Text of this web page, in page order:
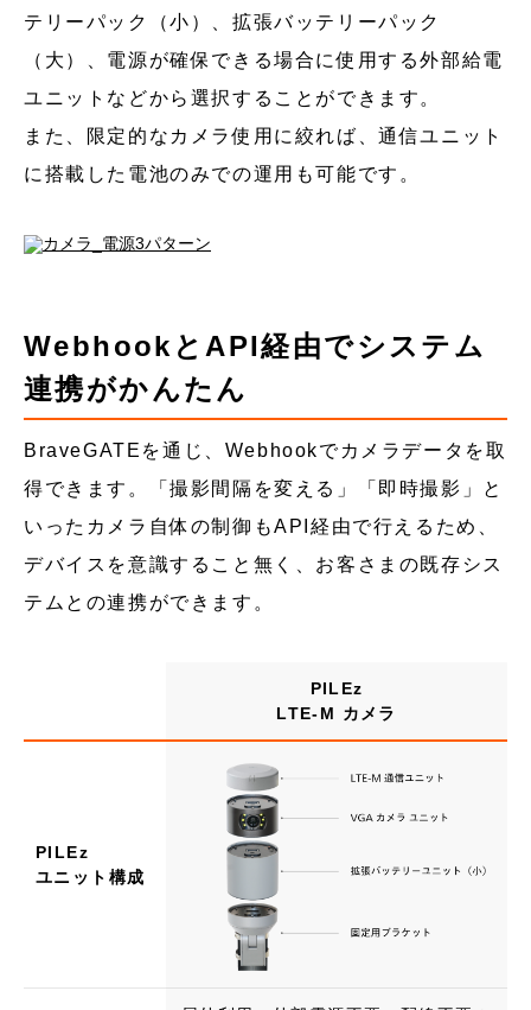
テリーパック（小）、拡張バッテリーパック
（大）、電源が確保できる場合に使用する外部給電
ユニットなどから選択することができます。
また、限定的なカメラ使用に絞れば、通信ユニット
に搭載した電池のみでの運用も可能です。
WebhookとAPI経由でシステム
連携がかんたん
BraveGATEを通じ、Webhookでカメラデータを取
得できます。「撮影間隔を変える」「即時撮影」と
いったカメラ自体の制御もAPI経由で行えるため、
デバイスを意識すること無く、お客さまの既存シス
テムとの連携ができます。
PILEz
LTE-M カメラ
PILEz
ユニット構成